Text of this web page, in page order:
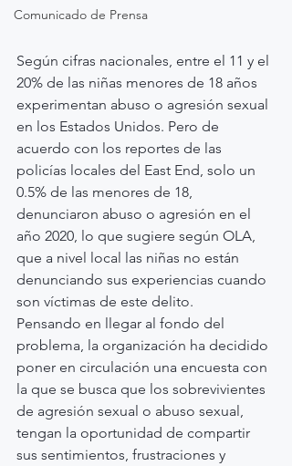
Comunicado de Prensa
Según cifras nacionales, entre el 11 y el
20% de las niñas menores de 18 años
experimentan abuso o agresión sexual
en los Estados Unidos. Pero de
acuerdo con los reportes de las
policías locales del East End, solo un
0.5% de las menores de 18,
denunciaron abuso o agresión en el
año 2020, lo que sugiere según OLA,
que a nivel local las niñas no están
denunciando sus experiencias cuando
son víctimas de este delito.
Pensando en llegar al fondo del
problema, la organización ha decidido
poner en circulación una encuesta con
la que se busca que los sobrevivientes
de agresión sexual o abuso sexual,
tengan la oportunidad de compartir
sus sentimientos, frustraciones y